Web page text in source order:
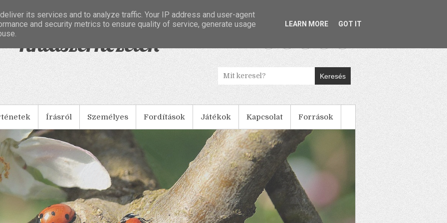
Tintaszerkezetek
Keresés
Írásról Személyes Fordítások Játékok Kapcsolat Források
its services and to analyze traffic. Your IP address and user-agent
and security metrics to ensure quality of service, generate usage
LEARN MORE GOT IT